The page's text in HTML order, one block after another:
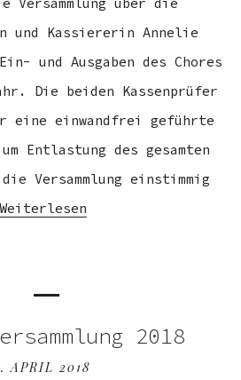
Versammlung über die
und Kassiererin Annelie
und Ausgaben des Chores
Die beiden Kassenprüfer
eine einwandfrei geführte
Entlastung des gesamten
Versammlung einstimmig
Weiterlesen
2018
APRIL 2018